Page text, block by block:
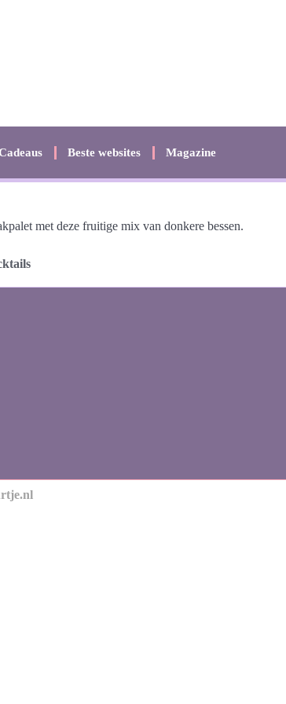
Beste websites Magazine
met deze fruitige mix van donkere bessen.